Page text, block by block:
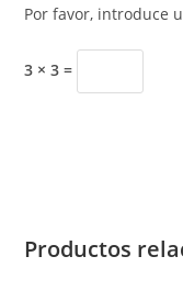
Por favor, introduce
3 × 3 =
Productos